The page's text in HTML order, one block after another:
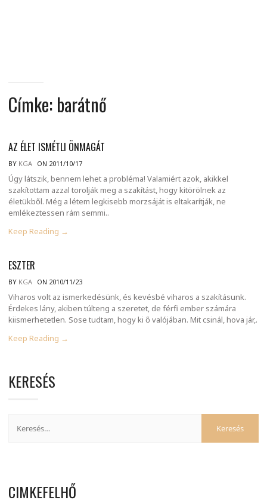
Címke: barátnő
AZ ÉLET ISMÉTLI ÖNMAGÁT
BY KGA ON 2011/10/17
Úgy látszik, bennem lehet a probléma! Valamiért azok, akikkel
szakítottam azzal torolják meg a szakítást, hogy kitörölnek az
életükből. Még a létem legkisebb morzsáját is eltakarítják, ne
emlékeztessen rám semmi..
Keep Reading →
ESZTER
BY KGA ON 2010/11/23
Viharos volt az ismerkedésünk, és kevésbé viharos a szakításunk.
Érdekes lány, akiben túlteng a szeretet, de férfi ember számára
kiismerhetetlen. Sose tudtam, hogy ki ő valójában. Mit csinál, hova jár,.
Keep Reading →
KERESÉS
CIMKEFELHŐ